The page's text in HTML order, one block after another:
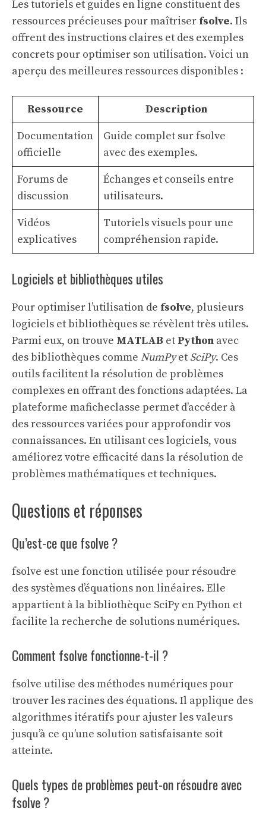
Les tutoriels et guides en ligne constituent des
ressources précieuses pour maîtriser fsolve. Ils
offrent des instructions claires et des exemples
concrets pour optimiser son utilisation. Voici un
aperçu des meilleures ressources disponibles :
Ressource
Description
Documentation
officielle
Guide complet sur fsolve
avec des exemples.
Forums de
discussion
Échanges et conseils entre
utilisateurs.
Vidéos
explicatives
Tutoriels visuels pour une
compréhension rapide.
Logiciels et bibliothèques utiles
Pour optimiser l’utilisation de fsolve, plusieurs
logiciels et bibliothèques se révèlent très utiles.
Parmi eux, on trouve MATLAB et Python avec
des bibliothèques comme NumPyet SciPy. Ces
outils facilitent la résolution de problèmes
complexes en offrant des fonctions adaptées. La
plateforme maficheclasse permet d’accéder à
des ressources variées pour approfondir vos
connaissances. En utilisant ces logiciels, vous
améliorez votre efficacité dans la résolution de
problèmes mathématiques et techniques.
Questions et réponses
Qu’est-ce que fsolve ?
fsolve est une fonction utilisée pour résoudre
des systèmes d’équations non linéaires. Elle
appartient à la bibliothèque SciPy en Python et
facilite la recherche de solutions numériques.
Comment fsolve fonctionne-t-il ?
fsolve utilise des méthodes numériques pour
trouver les racines des équations. Il applique des
algorithmes itératifs pour ajuster les valeurs
jusqu’à ce qu’une solution satisfaisante soit
atteinte.
Quels types de problèmes peut-on résoudre avec
fsolve ?